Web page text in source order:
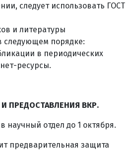
следует использовать ГОСТ
и литературы
следующем порядке:
в периодических
ресурсы.
ПРЕДОСТАВЛЕНИЯ ВКР.
научный отдел до 1 октября.
предварительная защита